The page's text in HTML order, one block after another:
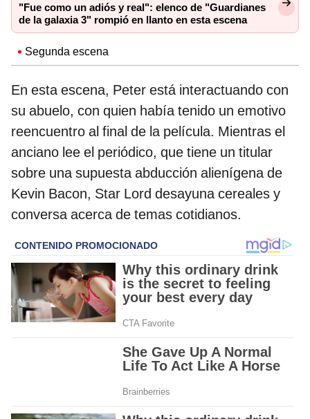
"Fue como un adiós y real": elenco de "Guardianes
de la galaxia 3" rompió en llanto en esta escena
Segunda escena
En esta escena, Peter está interactuando con
su abuelo, con quien había tenido un emotivo
reencuentro al final de la película. Mientras el
anciano lee el periódico, que tiene un titular
sobre una supuesta abducción alienígena de
Kevin Bacon, Star Lord desayuna cereales y
conversa acerca de temas cotidianos.